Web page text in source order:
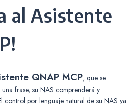
al Asistente
QNAP MCP, que se
frase, su NAS comprenderá y
control por lenguaje natural de su NAS ya